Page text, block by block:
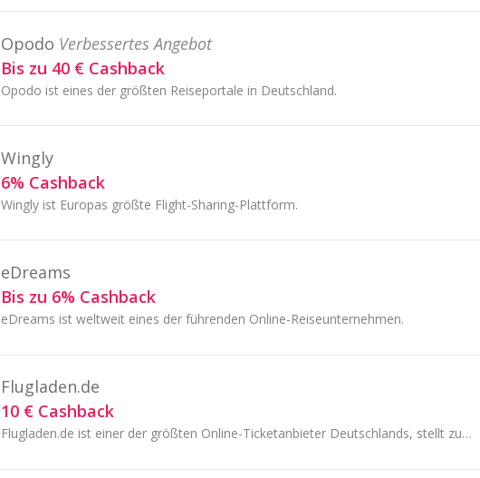
Opodo Verbessertes Angebot
Bis zu 40 € Cashback
Opodo ist eines der größten Reiseportale in Deutschland.
Wingly
6% Cashback
Wingly ist Europas größte Flight-Sharing-Plattform.
eDreams
Bis zu 6% Cashback
eDreams ist weltweit eines der führenden Online-Reiseunternehmen.
Flugladen.de
10 € Cashback
Flugladen.de ist einer der größten Online-Ticketanbieter Deutschlands, stellt zusätzlich mehr als 72.000 Hotels in über 100 Ländern zur Auswahl.